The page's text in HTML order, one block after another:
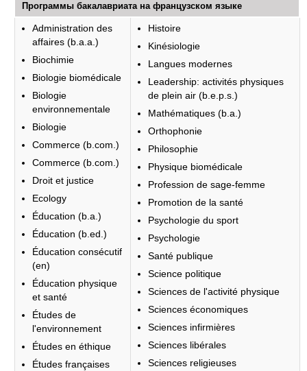
Программы бакалавриата на французском языке
Administration des
affaires (b.a.a.)
Biochimie
Biologie biomédicale
Biologie
environnementale
Biologie
Commerce (b.com.)
Commerce (b.com.)
Droit et justice
Ecology
Éducation (b.a.)
Éducation (b.ed.)
Éducation consécutif
(en)
Éducation physique
et santé
Études de
l'environnement
Études en éthique
Études françaises
Histoire
Kinésiologie
Langues modernes
Leadership: activités physiques
de plein air (b.e.p.s.)
Mathématiques (b.a.)
Orthophonie
Philosophie
Physique biomédicale
Profession de sage-femme
Promotion de la santé
Psychologie du sport
Psychologie
Santé publique
Science politique
Sciences de l'activité physique
Sciences économiques
Sciences infirmières
Sciences libérales
Sciences religieuses